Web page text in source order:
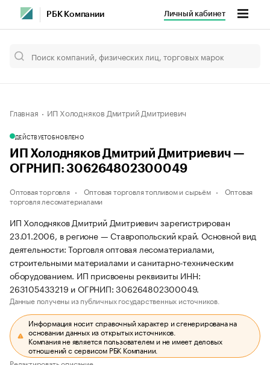
РБК Компании Личный кабинет
Главная ИП Холодняков Дмитрий Дмитриевич
ДЕЙСТВУЕТОБНОВЛЕНО
ИП Холодняков Дмитрий Дмитриевич —
ОГРНИП: 306264802300049
Оптовая торговля Оптовая торговля топливом и сырьём
Оптовая
торговля лесоматериалами
ИП Холодняков Дмитрий Дмитриевич зарегистрирован
23.01.2006, в регионе — Ставропольский край. Основной вид
деятельности: Торговля оптовая лесоматериалами,
строительными материалами и санитарно-техническим
оборудованием. ИП присвоены реквизиты ИНН:
263105433219 и ОГРНИП: 306264802300049.
Данные получены из публичных государственных источников.
Информация носит справочный характер и сгенерирована на
основании данных из открытых источников.
Компания не является пользователем и не имеет деловых
отношений с сервисом РБК Компании.